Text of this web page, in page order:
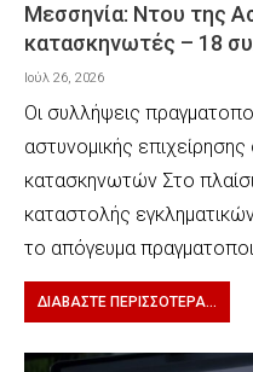
Μεσσηνία: Ντου της
κατασκηνωτές – 18
Ιούλ 26, 2026
Οι συλλήψεις
αστυνομικής
κατασκηνωτών Στο
καταστολής
το απόγευμα
ΔΙΑΒΆΣΤΕ ΠΕΡΙΣΣΌΤΕΡΑ...